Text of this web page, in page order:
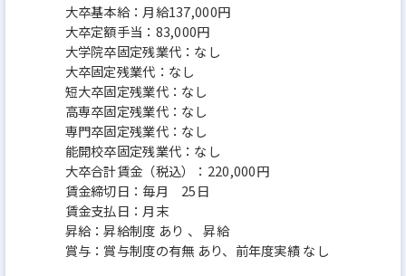
大卒基本給：月給137,000円
大卒定額手当：83,000円
大学院卒固定残業代：なし
大卒固定残業代：なし
短大卒固定残業代：なし
高専卒固定残業代：なし
専門卒固定残業代：なし
能開校卒固定残業代：なし
大卒合計賃金（税込）：220,000円
賃金締切日：毎月 25日
賃金支払日：月末
昇給：昇給制度 あり 、 昇給
賞与：賞与制度の有無 あり、前年度実績 なし